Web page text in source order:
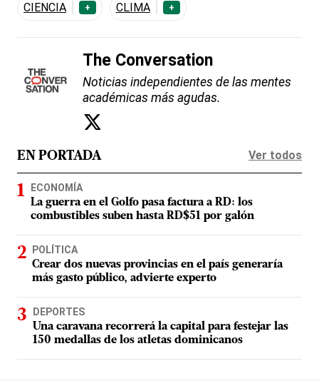
CIENCIA + CLIMA +
The Conversation
Noticias independientes de las mentes
académicas más agudas.
EN PORTADA Ver todos
ECONOMÍA
La guerra en el Golfo pasa factura a RD: los
combustibles suben hasta RD$51 por galón
POLÍTICA
Crear dos nuevas provincias en el país generaría
más gasto público, advierte experto
DEPORTES
Una caravana recorrerá la capital para festejar las
150 medallas de los atletas dominicanos